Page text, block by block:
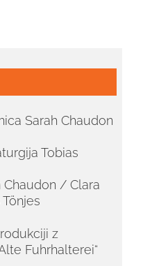
Sarah Chaudon
Tobias
/ Clara
z
Fuhrhalterei“